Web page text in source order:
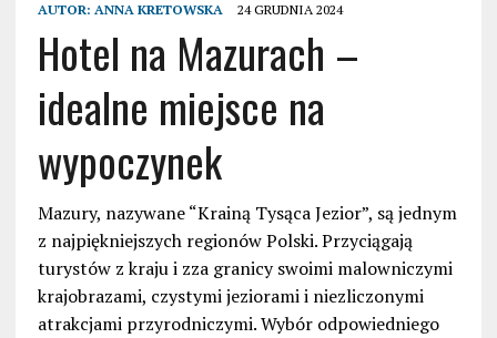
AUTOR: ANNA KRETOWSKA 24 GRUDNIA 2024
Hotel na Mazurach –
idealne miejsce na
wypoczynek
Mazury, nazywane “Krainą Tysąca Jezior”, są jednym
z najpiękniejszych regionów Polski. Przyciągają
turystów z kraju i zza granicy swoimi malowniczymi
krajobrazami, czystymi jeziorami i niezliczonymi
atrakcjami przyrodniczymi. Wybór odpowiedniego